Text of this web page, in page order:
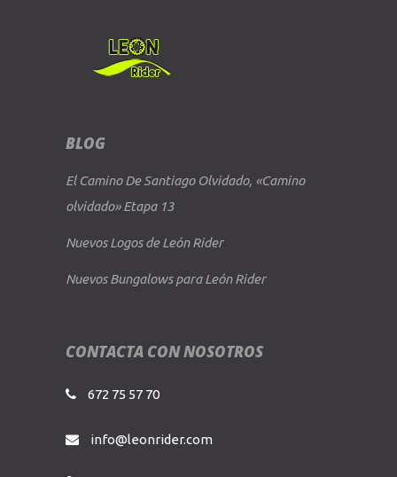
BLOG
El Camino De Santiago Olvidado, «Camino
olvidado» Etapa 13
Nuevos Logos de León Rider
Nuevos Bungalows para León Rider
CONTACTA CON NOSOTROS
672 75 57 70
info@leonrider.com